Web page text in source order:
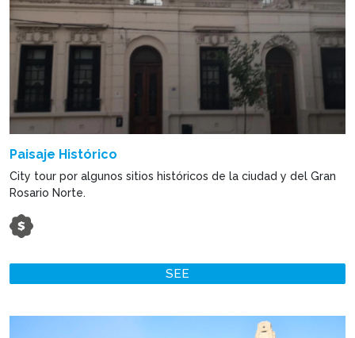
Paisaje Histórico
City tour por algunos sitios históricos de la ciudad y del Gran
Rosario Norte.
SEE